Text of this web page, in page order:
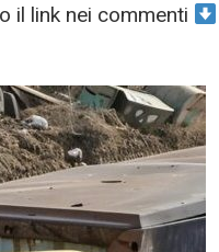
il link nei commenti